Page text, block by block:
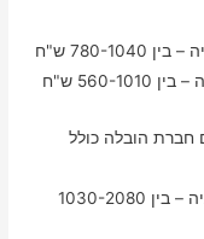
ברינתיה עם חברת הובלה כולל
טווח המחירים להובלת דירת 3 חדרים ברינתיה – בין 1030-2080